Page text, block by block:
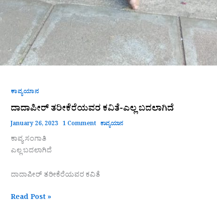
ಕಾವ್ಯಯಾನ
ದಾದಾಪೀರ್ ತರೀಕೆರೆಯವರ ಕವಿತೆ-ಎಲ್ಲ ಬದಲಾಗಿದೆ
January 26, 2023 1 Comment ಕಾವ್ಯಯಾನ
ಕಾವ್ಯ ಸಂಗಾತಿ
ಎಲ್ಲ ಬದಲಾಗಿದೆ
ದಾದಾಪೀರ್ ತರೀಕೆರೆಯವರ ಕವಿತೆ
Read Post »